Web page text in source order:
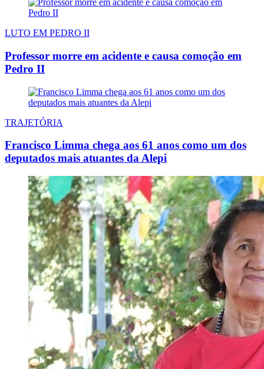
LUTO EM PEDRO II
Professor morre em acidente e causa comoção em
Pedro II
TRAJETÓRIA
Francisco Limma chega aos 61 anos como um dos
deputados mais atuantes da Alepi